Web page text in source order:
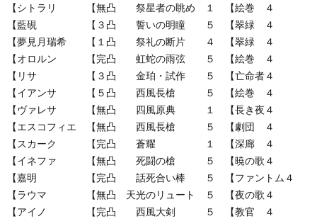
【シトラリ 【無凸 祭星者の眺め １ 【絵巻 ４
【藍硯 【３凸 誓いの明瞳 ５ 【翠緑 ４
【夢見月瑞希 【１凸 祭礼の断片 ４ 【翠緑 ４
【オロルン 【完凸 虹蛇の雨弦 ５ 【絵巻 ４
【リサ 【３凸 金珀・試作 ５ 【亡命者４
【イアンサ 【５凸 西風長槍 ５ 【絵巻 ４
【ヴァレサ 【無凸 四風原典 １ 【長き夜４
【エスコフィエ 【無凸 西風長槍 ５ 【劇団 ４
【スカーク 【完凸 蒼耀 １ 【深廊 ４
【イネファ 【無凸 死闘の槍 ５ 【暁の歌４
【嘉明 【完凸 話死合い棒 ５ 【ファントム４
【ラウマ 【無凸 天光のリュート ５ 【夜の歌４
【アイノ 【完凸 西風大剣 ５ 【教官 ４